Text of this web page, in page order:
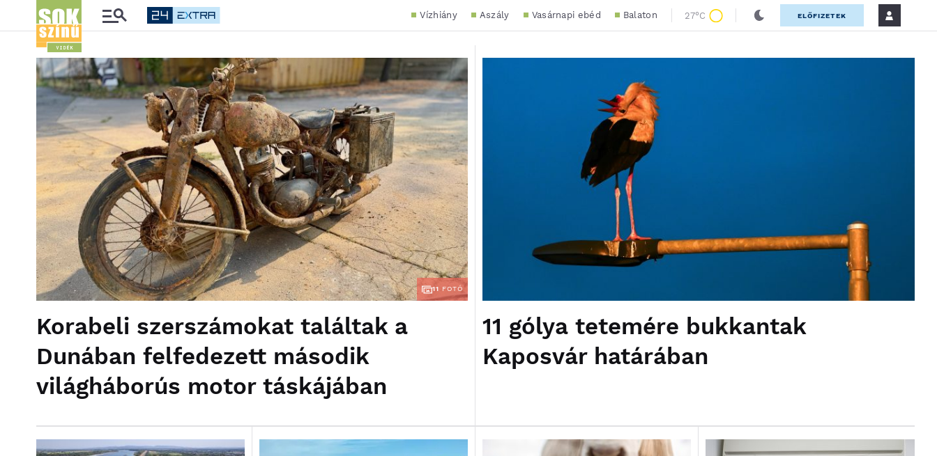
Vízhiány Aszály Vasárnapi ebéd Balaton 27°C ELŐFIZETEK
11 FOTÓ
Korabeli szerszámokat találtak a
Dunában felfedezett második
világháborús motor táskájában
11 gólya tetemére bukkantak
Kaposvár határában